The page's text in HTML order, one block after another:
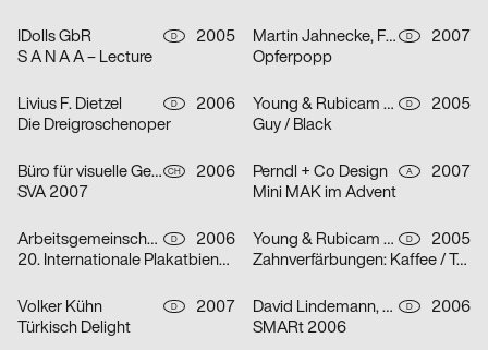
IDolls GbR D
2005
S A N A A – Lecture
Martin Jahnecke, Friederike Kühne, Bastian Renner, Jana Steffen D
2007
Opferpopp
Livius F. Dietzel D
2006
Die Dreigroschenoper
Young & Rubicam GmbH & Co. KG D
2005
Guy / Black
Büro für visuelle Gestaltung: Kreis offen CH
2006
SVA 2007
Perndl + Co Design A
2007
Mini MAK im Advent
Arbeitsgemeinschaft für visuelle und verbale Kommunikation Uwe Loesch D
2006
20. Internationale Plakatbiennale Warschau
Young & Rubicam GmbH & Co. KG D
2005
Zahnverfärbungen: Kaffee / Tee / Zigaretten
Volker Kühn D
2007
Türkisch Delight
David Lindemann, Matthias Wörle D
2006
SMARt 2006